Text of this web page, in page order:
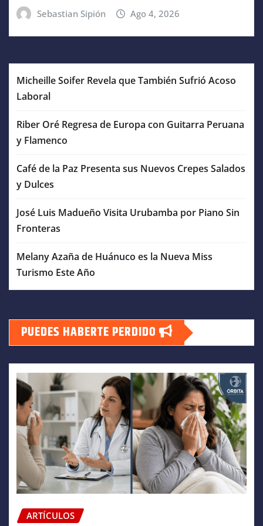
Sebastian Sipión Ago 4, 2026
Micheille Soifer Revela que También Sufrió Acoso
Laboral
Riber Oré Regresa de Europa con Guitarra Peruana
y Flamenco
Café de la Paz Presenta sus Nuevos Crepes Salados
y Dulces
José Luis Madueño Visita Urubamba por Piano Sin
Fronteras
Melany Azaña de Huánuco es la Nueva Miss
Turismo Este Año
PUEDES HABERTE PERDIDO
ARTÍCULOS